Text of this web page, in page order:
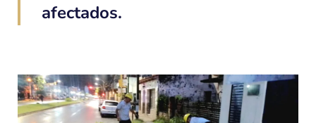
afectados.